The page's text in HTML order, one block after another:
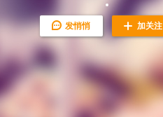
发悄悄 加关注